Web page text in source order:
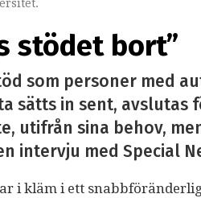
stödet bort”
som personer med
sätts in sent,
utifrån sina behov,
intervju med Special
i kläm i ett